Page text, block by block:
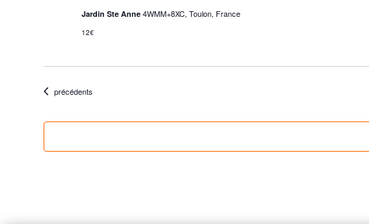
Jardin Ste Anne 4WMM+8XC, Toulon, France
12€
Évènements
précédents